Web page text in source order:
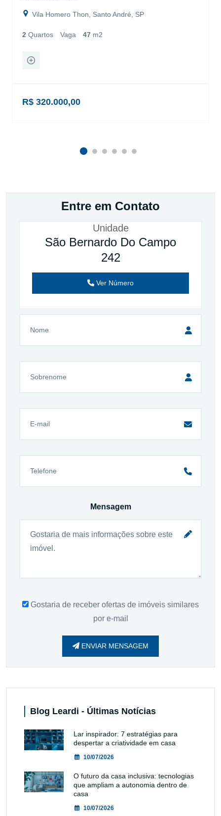
Vila Homero Thon, Santo André, SP
2 Quartos Vaga 47 m2
R$ 320.000,00
Entre em Contato
Unidade
São Bernardo Do Campo
242
Ver Número
Mensagem
Gostaria de receber ofertas de imóveis similares
por e-mail
ENVIAR MENSAGEM
Blog Leardi - Últimas Notícias
Lar inspirador: 7 estratégias para
despertar a criatividade em casa
10/07/2026
O futuro da casa inclusiva: tecnologias
que ampliam a autonomia dentro de
casa
10/07/2026